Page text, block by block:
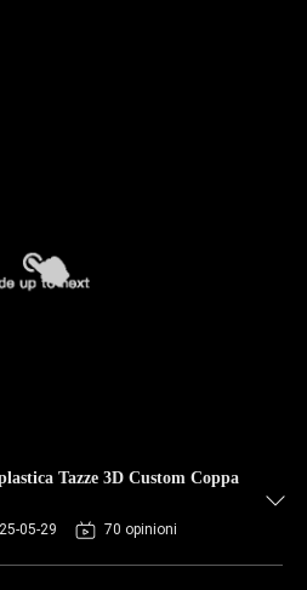
Tazze 3D Custom Coppa
05-29 70 opinioni